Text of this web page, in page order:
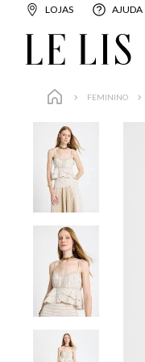
LOJAS AJUDA
FEMININO